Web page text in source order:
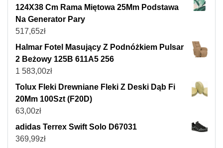
124X38 Cm Rama Miętowa 25Mm Podstawa
Na Generator Pary
517,65zł
Halmar Fotel Masujący Z Podnóżkiem Pulsar
2 Beżowy 125B 611A5 256
1 583,00zł
Tolux Fleki Drewniane Fleki Z Deski Dąb Fi
20Mm 100Szt (F20D)
63,00zł
adidas Terrex Swift Solo D67031
369,99zł